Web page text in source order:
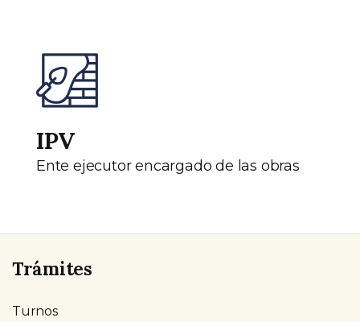
IPV
Ente ejecutor encargado de las obras
Trámites
Turnos